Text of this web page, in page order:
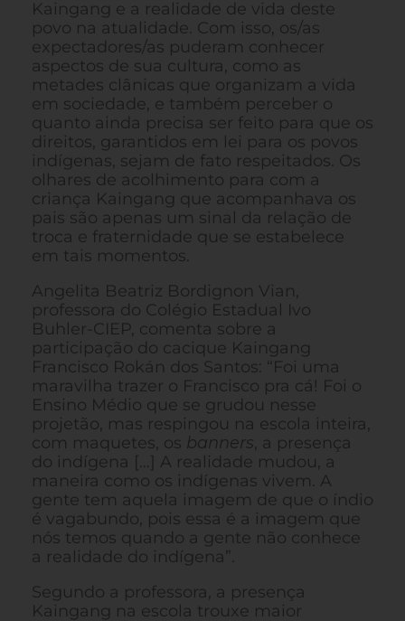
Kaingang e a realidade de vida deste
povo na atualidade. Com isso, os/as
expectadores/as puderam conhecer
aspectos de sua cultura, como as
metades clânicas que organizam a vida
em sociedade, e também perceber o
quanto ainda precisa ser feito para que os
direitos, garantidos em lei para os povos
indígenas, sejam de fato respeitados. Os
olhares de acolhimento para com a
criança Kaingang que acompanhava os
pais são apenas um sinal da relação de
troca e fraternidade que se estabelece
em tais momentos.
Angelita Beatriz Bordignon Vian,
professora do Colégio Estadual Ivo
Buhler-CIEP, comenta sobre a
participação do cacique Kaingang
Francisco Rokán dos Santos: “Foi uma
maravilha trazer o Francisco pra cá! Foi o
Ensino Médio que se grudou nesse
projetão, mas respingou na escola inteira,
com maquetes, os banners, a presença
do indígena […] A realidade mudou, a
maneira como os indígenas vivem. A
gente tem aquela imagem de que o índio
é vagabundo, pois essa é a imagem que
nós temos quando a gente não conhece
a realidade do indígena”.
Segundo a professora, a presença
Kaingang na escola trouxe maior